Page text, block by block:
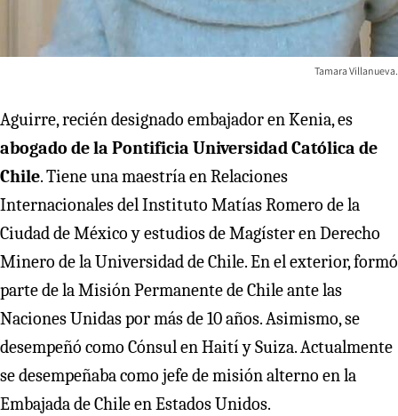
Tamara Villanueva.
Aguirre, recién designado embajador en Kenia, es
abogado de la Pontificia Universidad Católica de
Chile. Tiene una maestría en Relaciones
Internacionales del Instituto Matías Romero de la
Ciudad de México y estudios de Magíster en Derecho
Minero de la Universidad de Chile. En el exterior, formó
parte de la Misión Permanente de Chile ante las
Naciones Unidas por más de 10 años. Asimismo, se
desempeñó como Cónsul en Haití y Suiza. Actualmente
se desempeñaba como jefe de misión alterno en la
Embajada de Chile en Estados Unidos.